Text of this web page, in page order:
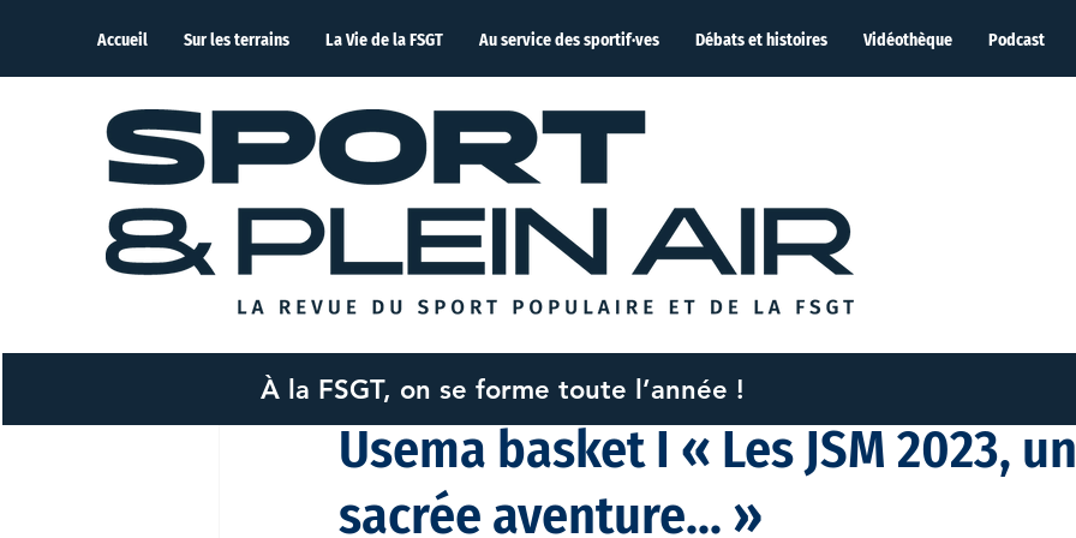
Accueil Sur les terrains La Vie de la FSGT Au service des sportif·ves Débats et histoires Vidéothèque Podcast
Usema basket I « Les JSM 2023,
sacrée aventure... »
La rédaction 26 janv. 2024 3 min de lecture
À la FSGT, on se forme toute l’année !